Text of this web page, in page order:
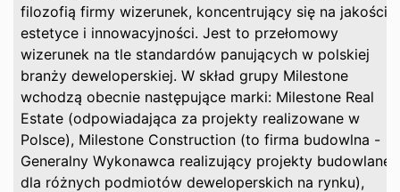
filozofią firmy wizerunek, koncentrujący się na jakości,
estetyce i innowacyjności. Jest to przełomowy
wizerunek na tle standardów panujących w polskiej
branży deweloperskiej. W skład grupy Milestone
wchodzą obecnie następujące marki: Milestone Real
Estate (odpowiadająca za projekty realizowane w
Polsce), Milestone Construction (to firma budowlna -
Generalny Wykonawca realizujący projekty budowlane
dla różnych podmiotów deweloperskich na rynku),